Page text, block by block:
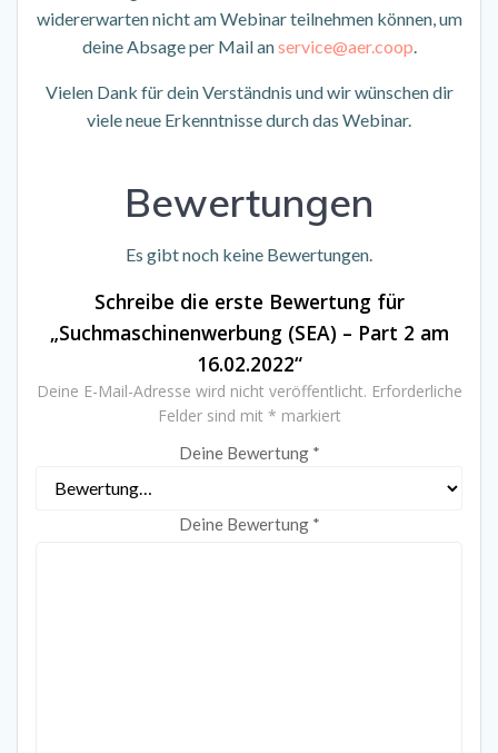
widererwarten nicht am Webinar teilnehmen können, um
deine Absage per Mail anservice@aer.coop
Vielen Dank für dein Verständnis und wir wünschen dir
viele neue Erkenntnisse durch das Webinar.
Bewertungen
Es gibt noch keine Bewertungen.
Schreibe die erste Bewertung für
„Suchmaschinenwerbung (SEA) – Part 2 am
16.02.2022“
Deine E-Mail-Adresse wird nicht veröffentlicht. Erforderliche
Felder sind mit * markiert
Deine Bewertung *
Deine Bewertung *